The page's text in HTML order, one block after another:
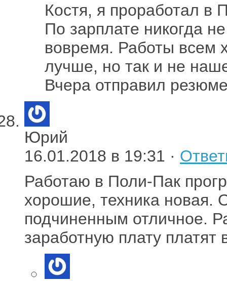
Костя, я проработал в
По зарплате никогда
вовремя. Работы всем
лучше, но так и не
Вчера отправил
Юрий
16.01.2018 в 19:31 ·
Работаю в Поли-Пак
хорошие, техника новая.
подчиненным отличное.
заработную плату платят